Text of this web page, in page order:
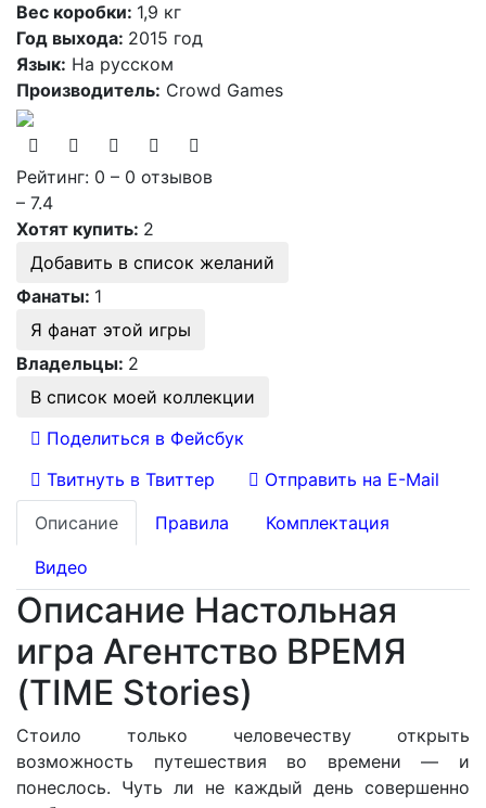
Вес коробки: 1,9 кг
Год выхода: 2015 год
Язык: На русском
Производитель: Crowd Games
Рейтинг: 0 – 0 отзывов
– 7.4
Хотят купить: 2
Добавить в список желаний
Фанаты: 1
Я фанат этой игры
Владельцы: 2
В список моей коллекции
Поделиться в Фейсбук
Твитнуть в Твиттер
Отправить на E-Mail
Описание
Правила Комплектация
Видео
Описание Настольная
игра Агентство ВРЕМЯ
(TIME Stories)
Стоило только человечеству открыть
возможность путешествия во времени — и
понеслось. Чуть ли не каждый день совершенно